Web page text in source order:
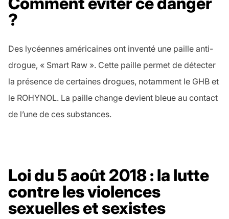
?
Des lycéennes américaines ont inventé une paille anti-
drogue, « Smart Raw ». Cette paille permet de détecter
la présence de certaines drogues, notamment le GHB et
le ROHYNOL. La paille change devient bleue au contact
de l’une de ces substances.
Loi du 5 août 2018 : la lutte
contre les violences
sexuelles et sexistes